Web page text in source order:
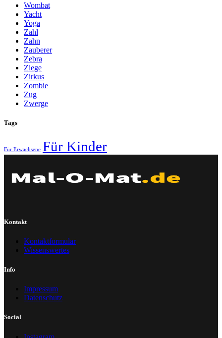
Wombat
Yacht
Yoga
Zahl
Zahn
Zauberer
Zebra
Ziege
Zirkus
Zombie
Zug
Zwerge
Tags
Für Erwachsene Für Kinder
Kontakt
Kontaktformular
Wissenswertes
Info
Impressum
Datenschutz
Social